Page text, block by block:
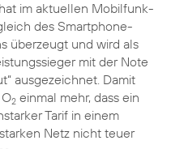
im aktuellen Mobilfunk-
des Smartphone-
überzeugt und wird als
mit der Note
ausgezeichnet. Damit
2einmal mehr, dass ein
Tarif in einem
Netz nicht teuer